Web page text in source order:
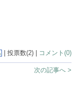
| 投票数(2) | コメント(0)
次の記事へ >